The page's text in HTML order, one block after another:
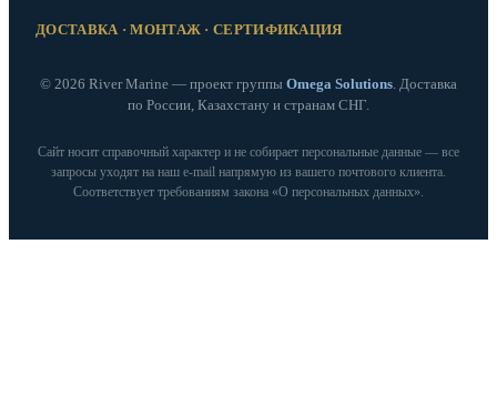
ДОСТАВКА · МОНТАЖ · СЕРТИФИКАЦИЯ
© 2026 River Marine — проект группы Omega Solutions. Доставка
по России, Казахстану и странам СНГ.
Сайт носит справочный характер и не собирает персональные данные — все
запросы уходят на наш e‑mail напрямую из вашего почтового клиента.
Соответствует требованиям закона «О персональных данных».